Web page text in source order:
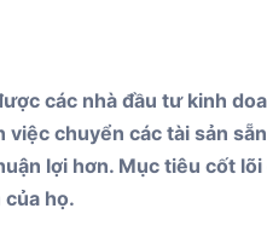
các nhà đầu tư kinh
chuyển các tài sản
lợi hơn. Mục tiêu cốt
của họ.